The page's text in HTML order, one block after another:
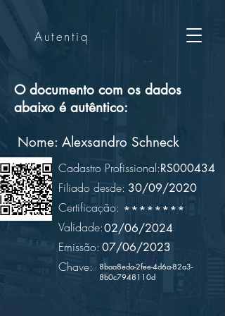
Autentiq
O documento com os dados
abaixo é autêntico:
Nome:
Cadastro Profissional:
Filiado desde:
Certificação:
Validade:
Emissão:
Chave:
8baa8eda-2fee-4d6a-82a3-
8b0c7948110d
02/06/2024
Alexsandro Schneck
07/06/2023
********
30/09/2020
RS000434